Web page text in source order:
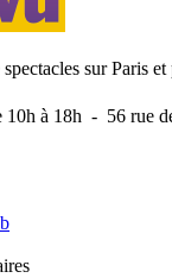
sur Paris
à 18h - 56 rue